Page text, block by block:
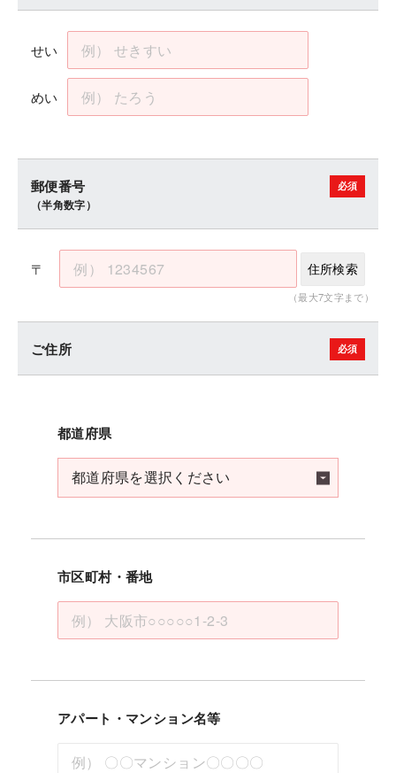
せい
めい
郵便番号
（半角数字）
〒
（最大7文字まで）
住所検索
ご住所
都道府県
市区町村・番地
アパート・マンション名等